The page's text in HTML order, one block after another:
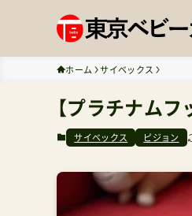
ホーム サイベックス
【プラチナム
サイベックス ピジョン